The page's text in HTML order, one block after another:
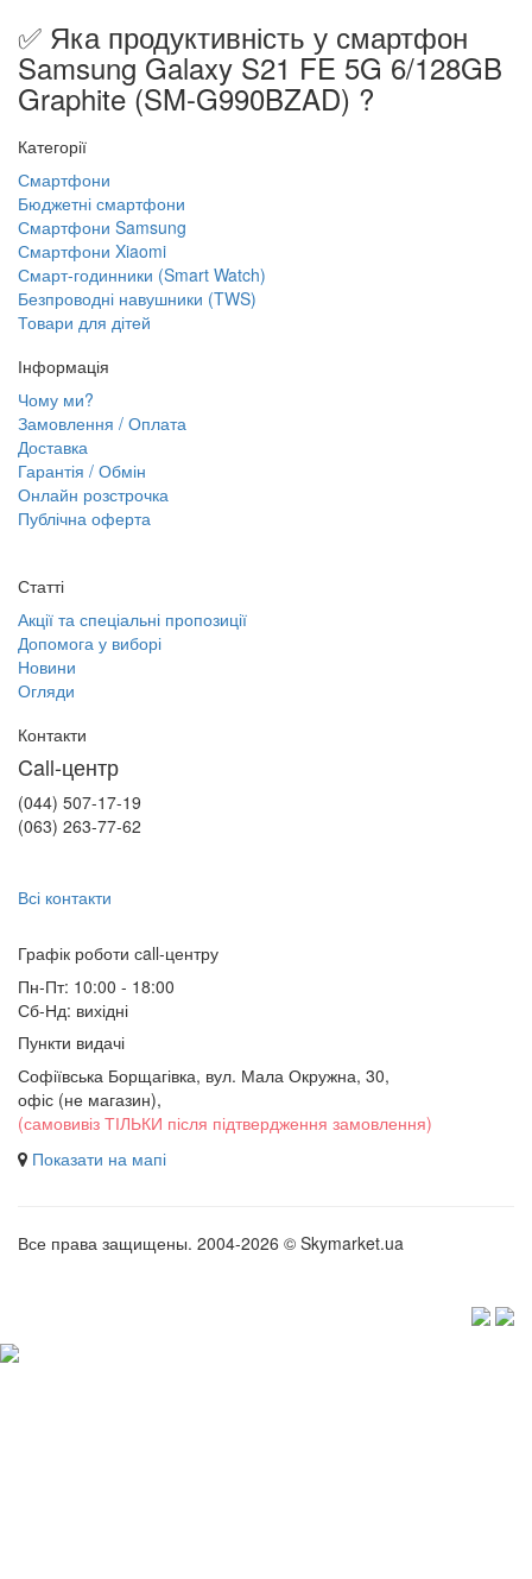
✅ Яка продуктивність у смартфон
Samsung Galaxy S21 FE 5G 6/128GB
Graphite (SM-G990BZAD) ?
Категорії
Смартфони
Бюджетні смартфони
Смартфони Samsung
Смартфони Xiaomi
Смарт-годинники (Smart Watch)
Безпроводні навушники (TWS)
Товари для дітей
Інформація
Чому ми?
Замовлення / Оплата
Доставка
Гарантія / Обмін
Онлайн розстрочка
Публічна оферта
Статті
Акції та спеціальні пропозиції
Допомога у виборі
Новини
Огляди
Контакти
Call-центр
(044) 507-17-19
(063) 263-77-62
Всі контакти
Графік роботи сall-центру
Пн-Пт: 10:00 - 18:00
Сб-Нд: вихідні
Пункти видачі
Софіївська Борщагівка, вул. Мала Окружна, 30,
офіс (не магазин),
(самовивіз ТІЛЬКИ після підтвердження замовлення)
Показати на мапі
Все права защищены. 2004-2026 © Skymarket.ua